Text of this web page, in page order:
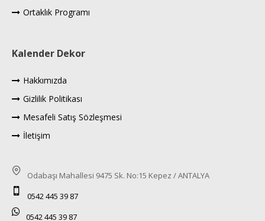
Ortaklık Programı
Kalender Dekor
Hakkımızda
Gizlilik Politikası
Mesafeli Satış Sözleşmesi
İletişim
Odabaşı Mahallesi 9475 Sk. No:15 Kepez / ANTALYA
0542 445 39 87
0542 445 39 87